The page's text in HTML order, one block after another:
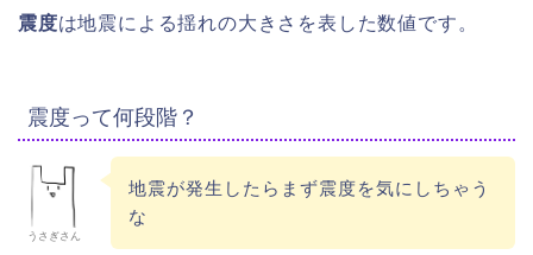
震度は地震による揺れの大きさを表した数値です。
震度って何段階？
うさぎさん
地震が発生したらまず震度を気にしちゃう
な